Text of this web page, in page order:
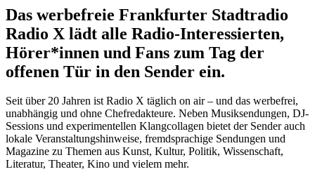
Das werbefreie Frankfurter Stadtradio
Radio X lädt alle Radio-Interessierten,
Hörer*innen und Fans zum Tag der
offenen Tür in den Sender ein.
Seit über 20 Jahren ist Radio X täglich on air – und das werbefrei,
unabhängig und ohne Chefredakteure. Neben Musiksendungen, DJ-
Sessions und experimentellen Klangcollagen bietet der Sender auch
lokale Veranstaltungshinweise, fremdsprachige Sendungen und
Magazine zu Themen aus Kunst, Kultur, Politik, Wissenschaft,
Literatur, Theater, Kino und vielem mehr.